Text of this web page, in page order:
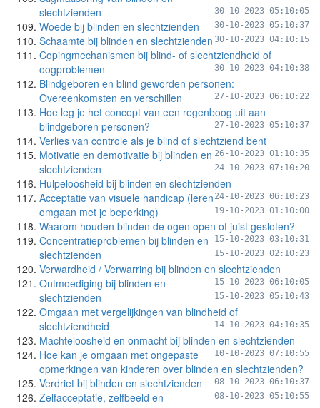
slechtzienden
30-10-2023 05:10:05
Woede bij blinden en slechtzienden 30-10-2023 05:10:37
Schaamte bij blinden en slechtzienden 30-10-2023 04:10:15
Copingmechanismen bij blind- of slechtziendheid of
oogproblemen
30-10-2023 04:10:38
Blindgeboren en blind geworden personen:
Overeenkomsten en verschillen
27-10-2023 06:10:22
Hoe leg je het concept van een regenboog uit aan
blindgeboren personen?
27-10-2023 05:10:37
Verlies van controle als je blind of slechtziend bent
26-10-2023 01:10:35
Motivatie en demotivatie bij blinden en
slechtzienden
24-10-2023 07:10:20
Hulpeloosheid bij blinden en slechtzienden
24-10-2023 06:10:23
Acceptatie van visuele handicap (leren
omgaan met je beperking)
19-10-2023 01:10:00
Waarom houden blinden de ogen open of juist gesloten?
15-10-2023 03:10:31
Concentratieproblemen bij blinden en
slechtzienden
15-10-2023 02:10:23
Verwardheid / Verwarring bij blinden en slechtzienden
15-10-2023 06:10:05
Ontmoediging bij blinden en
slechtzienden
15-10-2023 05:10:43
Omgaan met vergelijkingen van blindheid of
slechtziendheid
14-10-2023 04:10:35
Machteloosheid en onmacht bij blinden en slechtzienden
10-10-2023 07:10:55
Hoe kan je omgaan met ongepaste
opmerkingen van kinderen over blinden en slechtzienden?
08-10-2023 06:10:37
Verdriet bij blinden en slechtzienden
08-10-2023 05:10:55
Zelfacceptatie, zelfbeeld en